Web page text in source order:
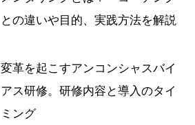
との違いや目的、実践方法を解説
変革を起こすアンコンシャスバイ
アス研修。研修内容と導入のタイ
ミング